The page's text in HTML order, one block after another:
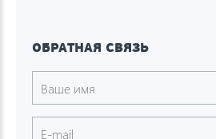
ОБРАТНАЯ СВЯЗЬ